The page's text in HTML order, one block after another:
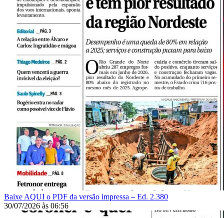
Baixe AQUI o PDF da versão impressa – Ed. 2.380
30/07/2026 às 06:56